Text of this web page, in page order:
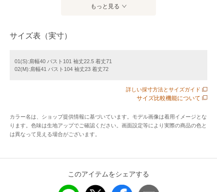
適度な厚みがあり、端境期から真夏まで爽やかに着用いただ
カジュアルにもオフィスシーンにも対応できる、汎用性の高
シンプルなインナーに合わせるだけで、スタイリングが完成
裏地には高級ジョーゼット素材を採用。
ーデもお勧めです。
もっと見る
サイズ表（実寸）
01(S):肩幅40 バスト101 袖丈22.5 着丈71
02(M):肩幅41 バスト104 袖丈23 着丈72
詳しい採寸方法とサイズガイド
サイズ比較機能について
カラー名は、ショップ提供情報に基づいています。モデル画像は着用イメージとな
ります。色味は生地アップでご確認ください。画面設定等により実際の商品の色と
は異なって見える場合がございます。
このアイテムをシェアする